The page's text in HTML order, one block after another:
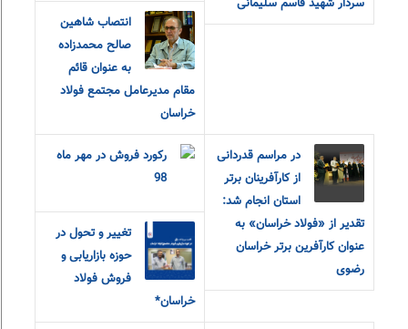
سردار شهید قاسم سلیمانی
انتصاب شاهین
صالح محمدزاده
به عنوان قائم
مقام مدیرعامل مجتمع فولاد
خراسان
در مراسم قدردانی
از کارآفرینان برتر
استان انجام شد:
تقدیر از «فولاد خراسان» به
عنوان کارآفرین برتر خراسان
رضوی
رکورد فروش در مهر ماه
98
تغییر و تحول در
حوزه بازاریابی و
فروش فولاد
خراسان*